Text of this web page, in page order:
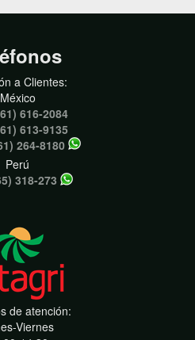
a Clientes:
México
616-2084
613-9135
264-8180
Perú
318-273
de atención:
Viernes